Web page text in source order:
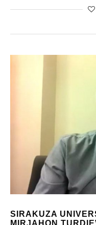
SIRAKUZA
MIRJAHON